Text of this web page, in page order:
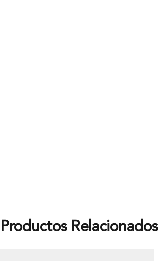
Productos Relacionados